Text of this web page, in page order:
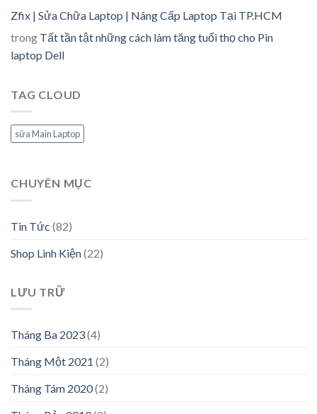
Zfix | Sửa Chữa Laptop | Nâng Cấp Laptop Tại TP.HCM
trong Tất tần tật những cách làm tăng tuổi thọ cho Pin
laptop Dell
TAG CLOUD
sửa Main Laptop
CHUYÊN MỤC
Tin Tức (82)
Shop Linh Kiện(22)
LƯU TRỮ
Tháng Ba 2023(4)
Tháng Một 2021 (2)
Tháng Tám 2020(2)